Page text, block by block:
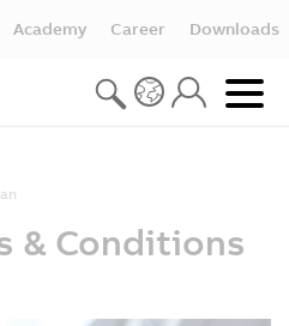
Academy Career Downloads
& Conditions